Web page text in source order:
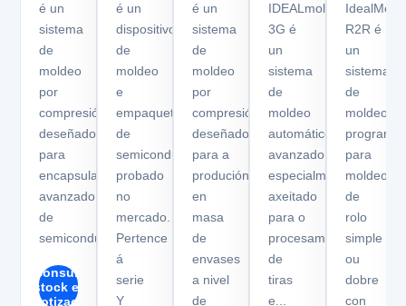
CPM1080
é un
sistema
de
moldeo
por
compresión
deseñado
para
encapsulado
avanzado
de
semicondutores.
Consultar
stock e
cotización
Y1E4120
é un
dispositivo
de
moldeo
e
empaquetado
de
semicondutores
probado
no
mercado.
Pertence
á
serie
Y
CPM1180
é un
sistema
de
moldeo
por
compresión
deseñado
para a
produción
en
masa
de
envases
a nivel
de
plástico
IDEALmold
3G
IDEALmold™
3G é
un
sistema
de
moldeo
automático
avanzado,
especialmente
axeitado
para o
procesamento
de
tiras
e...
plástico
R2R
R2R é
un
sistema
de
moldeo
para
moldeo
de
rolo
simple
ou
dobre
con